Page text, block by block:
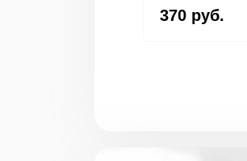
370 руб.